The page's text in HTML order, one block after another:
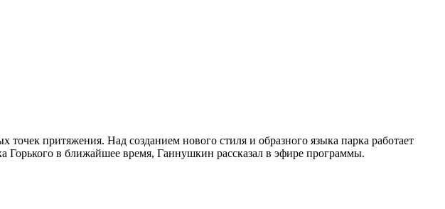
притяжения. Над созданием нового стиля и образного языка парка работает
в ближайшее время, Ганнушкин рассказал в эфире программы.